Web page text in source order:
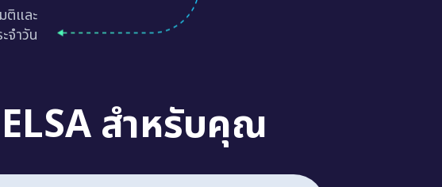
ติและ
จำวัน
สำหรับคุณ